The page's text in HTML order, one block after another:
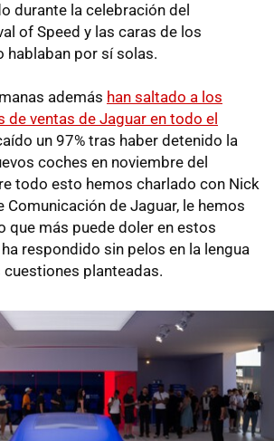
durante la celebración del
of Speed y las caras de los
hablaban por sí solas.
además han saltado a los
ventas de Jaguar en todo el
un 97% tras haber detenido la
coches en noviembre del
todo esto hemos charlado con Nick
Comunicación de Jaguar, le hemos
que más puede doler en estos
respondido sin pelos en la lengua
cuestiones planteadas.